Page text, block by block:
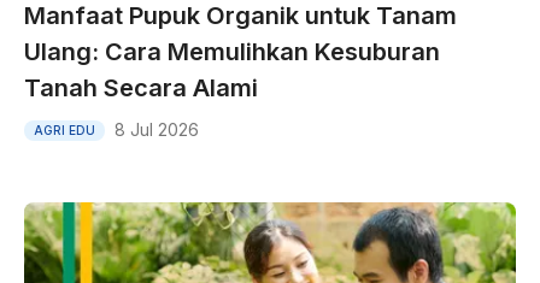
Manfaat Pupuk Organik untuk Tanam
Ulang: Cara Memulihkan Kesuburan
Tanah Secara Alami
AGRI EDU 8 Jul 2026